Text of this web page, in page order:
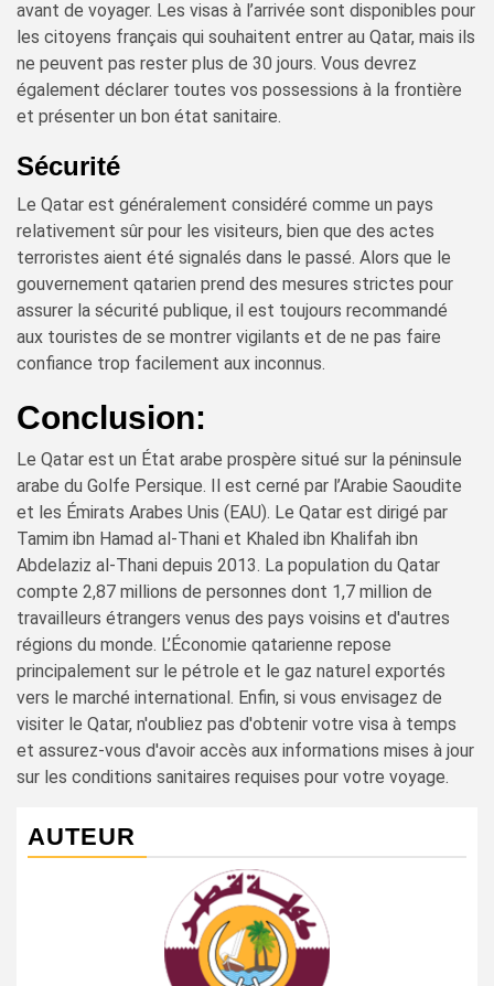
avant de voyager. Les visas à l’arrivée sont disponibles pour
les citoyens français qui souhaitent entrer au Qatar, mais ils
ne peuvent pas rester plus de 30 jours. Vous devrez
également déclarer toutes vos possessions à la frontière
et présenter un bon état sanitaire.
Sécurité
Le Qatar est généralement considéré comme un pays
relativement sûr pour les visiteurs, bien que des actes
terroristes aient été signalés dans le passé. Alors que le
gouvernement qatarien prend des mesures strictes pour
assurer la sécurité publique, il est toujours recommandé
aux touristes de se montrer vigilants et de ne pas faire
confiance trop facilement aux inconnus.
Conclusion:
Le Qatar est un État arabe prospère situé sur la péninsule
arabe du Golfe Persique. Il est cerné par l’Arabie Saoudite
et les Émirats Arabes Unis (EAU). Le Qatar est dirigé par
Tamim ibn Hamad al-Thani et Khaled ibn Khalifah ibn
Abdelaziz al-Thani depuis 2013. La population du Qatar
compte 2,87 millions de personnes dont 1,7 million de
travailleurs étrangers venus des pays voisins et d'autres
régions du monde. L’Économie qatarienne repose
principalement sur le pétrole et le gaz naturel exportés
vers le marché international. Enfin, si vous envisagez de
visiter le Qatar, n'oubliez pas d'obtenir votre visa à temps
et assurez-vous d'avoir accès aux informations mises à jour
sur les conditions sanitaires requises pour votre voyage.
AUTEUR